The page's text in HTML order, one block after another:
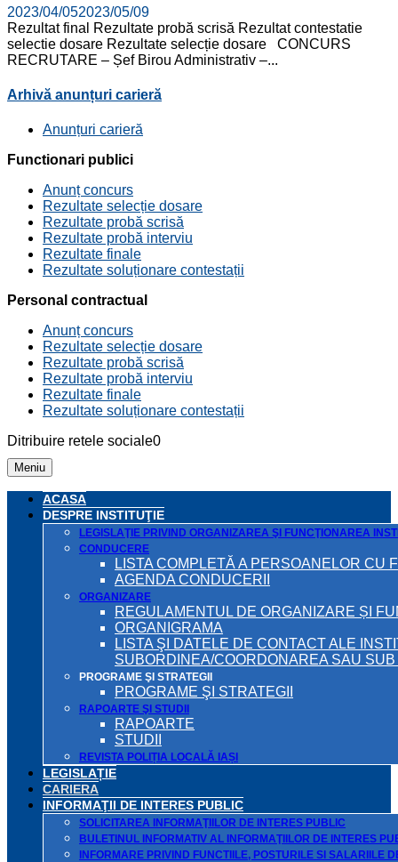
2023/04/052023/05/09
Rezultat final Rezultate probă scrisă Rezultat contestatie
selectie dosare Rezultate selecție dosare CONCURS
RECRUTARE – Șef Birou Administrativ –...
Arhivă anunțuri carieră
Anunțuri carieră
Functionari publici
Anunț concurs
Rezultate selecție dosare
Rezultate probă scrisă
Rezultate probă interviu
Rezultate finale
Rezultate soluționare contestații
Personal contractual
Anunț concurs
Rezultate selecție dosare
Rezultate probă scrisă
Rezultate probă interviu
Rezultate finale
Rezultate soluționare contestații
Ditribuire retele sociale0
Meniu
ACASA
DESPRE INSTITUŢIE
LEGISLAŢIE PRIVIND ORGANIZAREA ŞI FUNCŢIONAREA
CONDUCERE
LISTA COMPLETĂ A PERSOANELOR CU
AGENDA CONDUCERII
ORGANIZARE
REGULAMENTUL DE ORGANIZARE ȘI
ORGANIGRAMA
LISTA ŞI DATELE DE CONTACT ALE
SUBORDINEA/COORDONAREA SAU
PROGRAME ŞI STRATEGII
PROGRAME ŞI STRATEGII
RAPOARTE ŞI STUDII
RAPOARTE
STUDII
REVISTA POLIȚIA LOCALĂ IAȘI
LEGISLAȚIE
CARIERA
INFORMAŢII DE INTERES PUBLIC
SOLICITAREA INFORMAŢIILOR DE INTERES PUBLIC
BULETINUL INFORMATIV AL INFORMAŢIILOR DE INTERES
INFORMARE PRIVIND FUNCTIILE, POSTURILE SI